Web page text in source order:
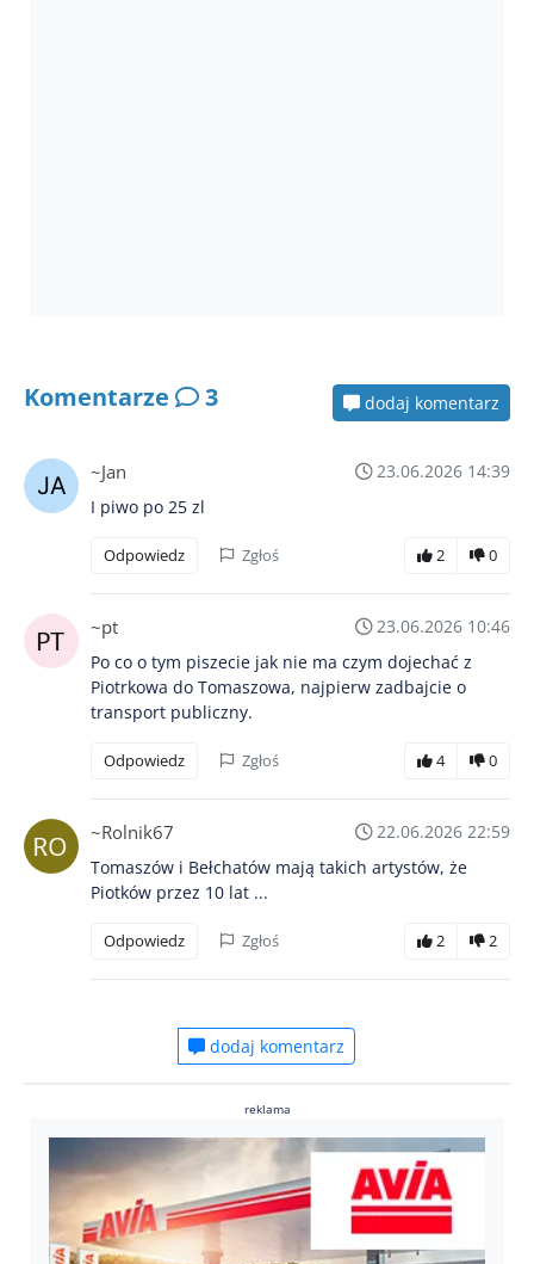
Komentarze 3 dodaj komentarz
~Jan
23.06.2026 14:39
I piwo po 25 zl
Odpowiedz Zgłoś 2 0
~pt
23.06.2026 10:46
Po co o tym piszecie jak nie ma czym dojechać z
Piotrkowa do Tomaszowa, najpierw zadbajcie o
transport publiczny.
Odpowiedz Zgłoś 4 0
~Rolnik67
22.06.2026 22:59
Tomaszów i Bełchatów mają takich artystów, że
Piotków przez 10 lat ...
Odpowiedz Zgłoś 2 2
dodaj komentarz
reklama